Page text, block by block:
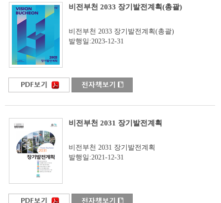
비전부천 2033 장기발전계획(총괄)
비전부천 2033 장기발전계획(총괄)
발행일:2023-12-31
비전부천 2031 장기발전계획
비전부천 2031 장기발전계획
발행일:2021-12-31